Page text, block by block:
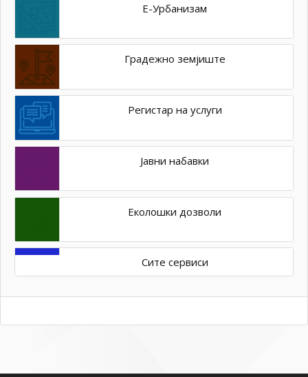
Е-Урбанизам
Градежно земјиште
Регистар на услуги
Јавни набавки
Еколошки дозволи
Сите сервиси